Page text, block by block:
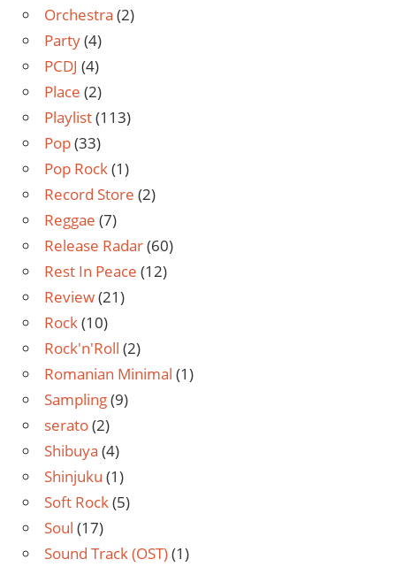
Orchestra (2)
Party(4)
PCDJ (4)
Place (2)
Playlist(113)
Pop(33)
Pop Rock(1)
Record Store (2)
Reggae (7)
Release Radar(60)
Rest In Peace (12)
Review(21)
Rock(10)
Rock'n'Roll (2)
Romanian Minimal (1)
Sampling(9)
serato(2)
Shibuya (4)
Shinjuku (1)
Soft Rock(5)
Soul (17)
Sound Track (OST)(1)